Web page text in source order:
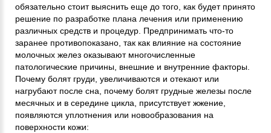
обязательно стоит выяснить еще до того, как будет принято
решение по разработке плана лечения или применению
различных средств и процедур. Предпринимать что-то
заранее противопоказано, так как влияние на состояние
молочных желез оказывают многочисленные
патологические причины, внешние и внутренние факторы.
Почему болят груди, увеличиваются и отекают или
нагрубают после сна, почему болят грудные железы после
месячных и в середине цикла, присутствует жжение,
появляются уплотнения или новообразования на
поверхности кожи: